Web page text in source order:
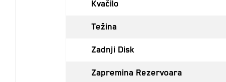
Kvačilo
Težina
Zadnji Disk
Zapremina Rezervoara